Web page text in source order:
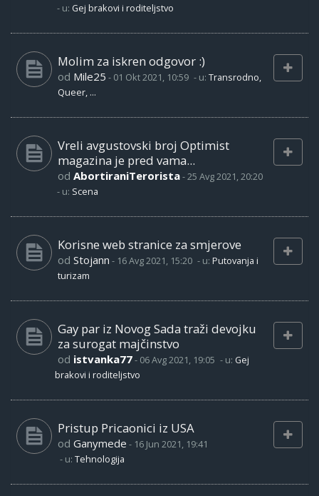
- u: Gej brakovi i roditeljstvo
Molim za iskren odgovor :)
od Mile25 - 01 Okt 2021, 10:59 - u: Transrodno,
Queer, ...
Vreli avgustovski broj Optimist
magazina je pred vama...
od AbortiraniTerorista-25 Avg 2021, 20:20
- u: Scena
Korisne web stranice za smjerove
od Stojann - 16 Avg 2021, 15:20 - u: Putovanja i
turizam
Gay par iz Novog Sada traži devojku
za surogat majčinstvo
od istvanka77- 06 Avg 2021, 19:05 - u: Gej
brakovi i roditeljstvo
Pristup Pricaonici iz USA
od Ganymede - 16 Jun 2021, 19:41
- u: Tehnologija